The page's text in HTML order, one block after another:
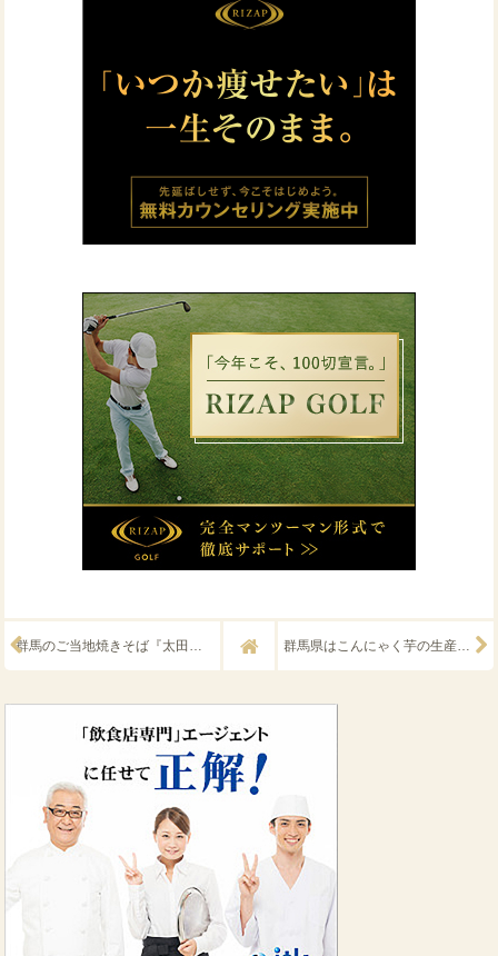
群馬県はこんにゃく芋の生産量がダントツで日本一『こんにゃく』
群馬のご当地焼きそば『太田焼そば』